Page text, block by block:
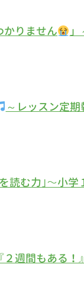
かりません
～レッスン定
読む力｣～小
週間もある！